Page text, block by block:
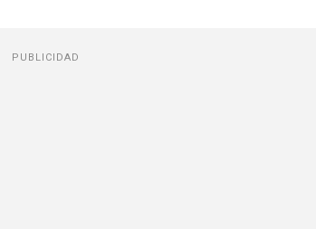
PUBLICIDAD